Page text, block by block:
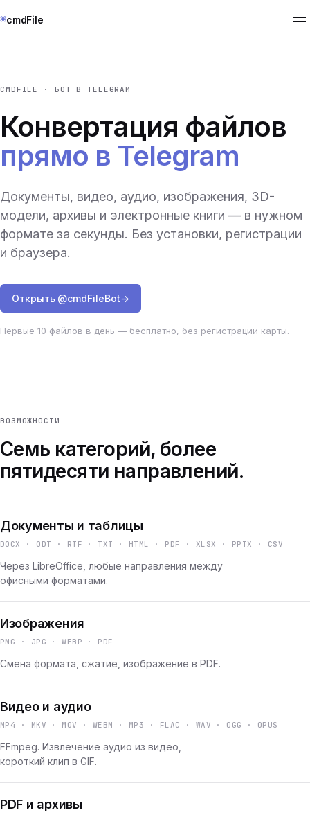
⌘cmdFile
CMDFILE · БОТ В TELEGRAM
Конвертация файлов
прямо в Telegram
Документы, видео, аудио, изображения, 3D-
модели, архивы и электронные книги — в нужном
формате за секунды. Без установки, регистрации
и браузера.
Открыть @cmdFileBot→
Первые 10 файлов в день — бесплатно, без регистрации карты.
ВОЗМОЖНОСТИ
Семь категорий, более
пятидесяти направлений.
Документы и таблицы
DOCX · ODT · RTF · TXT · HTML · PDF · XLSX · PPTX · CSV
Через LibreOffice, любые направления между
офисными форматами.
Изображения
PNG · JPG · WEBP · PDF
Смена формата, сжатие, изображение в PDF.
Видео и аудио
MP4 · MKV · MOV · WEBM · MP3 · FLAC · WAV · OGG · OPUS
FFmpeg. Извлечение аудио из видео,
короткий клип в GIF.
PDF и архивы